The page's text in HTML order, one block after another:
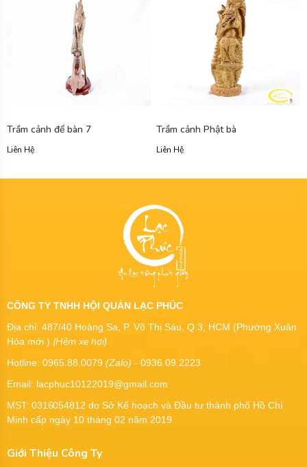
Trầm cảnh để bàn 7
Liên Hệ
Trầm cảnh Phật bà
Liên Hệ
CÔNG TY TNHH HỘI QUÁN LẠC PHÚC
Địa chỉ: 487/40 Hoàng Sa, P. Võ Thị Sáu, Q.3, HCM (Phường Xuân
Hòa mới ) (Hẻm xe hơi)
Hotline: 0965.88.0079 (Zalo) - 0936.09.2223
Email: lacphuc10122019@gmail.com
MST: 0316054812 do Sở Kế hoạch và Đầu tư thành phố Hồ Chí
Minh cấp ngày 10 tháng 02 năm 2019
Giới Thiệu Công Ty